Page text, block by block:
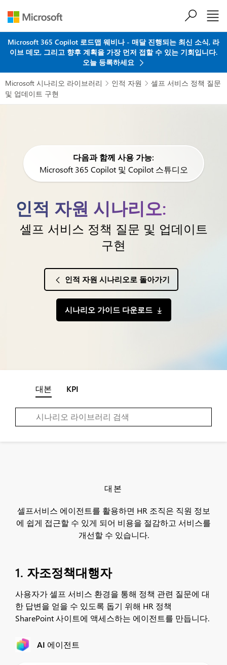
Microsoft 365 Copilot 로드맵 웨비나 - 매달 진행되는 최신 소식, 라
이브 데모, 그리고 향후 계획을 가장 먼저 접할 수 있는 기회입니다.
오늘 등록하세요
Microsoft 시나리오 라이브러리  인적 자원  셀프 서비스 정책 질문
및 업데이트 구현
다음과 함께 사용 가능:
Microsoft 365 Copilot 및 Copilot 스튜디오
인적 자원 시나리오:
셀프 서비스 정책 질문 및 업데이트
구현
인적 자원 시나리오로 돌아가기
시나리오 가이드 다운로드
대본 KPI
대본
셀프서비스 에이전트를 활용하면 HR 조직은 직원 정보
에 쉽게 접근할 수 있게 되어 비용을 절감하고 서비스를
개선할 수 있습니다.
1. 자조정책대행자
사용자가 셀프 서비스 환경을 통해 정책 관련 질문에 대
한 답변을 얻을 수 있도록 돕기 위해 HR 정책
SharePoint 사이트에 액세스하는 에이전트를 만듭니다.
AI 에이전트